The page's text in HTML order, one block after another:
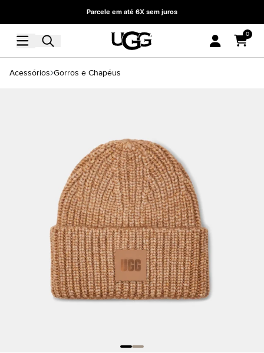
Parcele em até 6X sem juros
0
Acessórios Gorros e Chapéus